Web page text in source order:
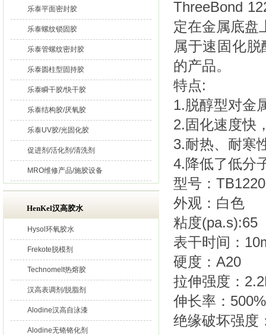
乐泰平面密封胶
乐泰螺纹锁固胶
乐泰管螺纹密封胶
乐泰圆柱型固持胶
乐泰瞬干胶/快干胶
乐泰结构胶/厌氧胶
乐泰UV胶/光固化胶
促进剂/活化剂/清洗剂
MRO维修产品/施胶设备
HenKel汉高胶水
Hysol环氧胶水
Frekote脱模剂
Technomelt热熔胶
汉高表调剂/脱脂剂
Alodine汉高自泳漆
Alodine无铬铬化剂
ThreeBond
定在金属底盘
属于速固化
的产品。
特点:
1.脱醇型对金
2.固化速度快
3.耐热、耐寒
4.降低了低分
型号：
外观：白色
粘度(pa.s):65
表干时间：
硬度：A20
拉伸强度：
伸长率：500%
绝缘破坏强度